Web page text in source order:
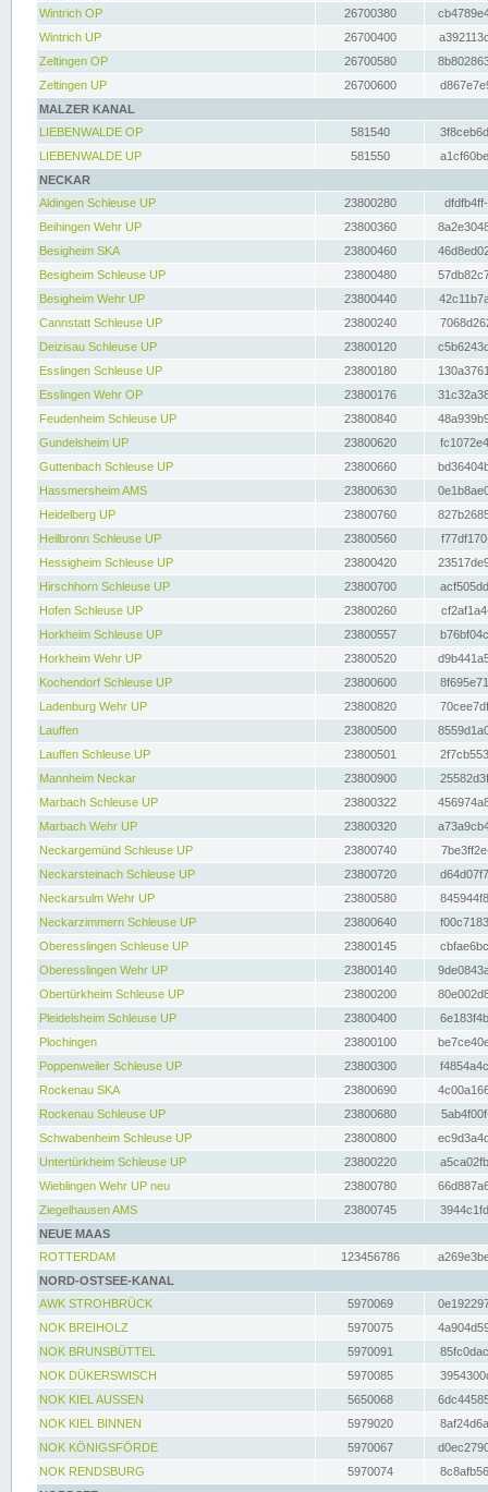
Wintrich OP
26700380
Wintrich UP
26700400
Zeltingen OP
26700580
Zeltingen UP
26700600
MALZER KANAL
LIEBENWALDE OP
581540
LIEBENWALDE UP
581550
NECKAR
Aldingen Schleuse UP
23800280
Beihingen Wehr UP
23800360
Besigheim SKA
23800460
Besigheim Schleuse UP
23800480
Besigheim Wehr UP
23800440
Cannstatt Schleuse UP
23800240
Deizisau Schleuse UP
23800120
Esslingen Schleuse UP
23800180
Esslingen Wehr OP
23800176
Feudenheim Schleuse UP
23800840
Gundelsheim UP
23800620
Guttenbach Schleuse UP
23800660
Hassmersheim AMS
23800630
Heidelberg UP
23800760
Heilbronn Schleuse UP
23800560
Hessigheim Schleuse UP
23800420
Hirschhorn Schleuse UP
23800700
Hofen Schleuse UP
23800260
Horkheim Schleuse UP
23800557
Horkheim Wehr UP
23800520
Kochendorf Schleuse UP
23800600
Ladenburg Wehr UP
23800820
Lauffen
23800500
Lauffen Schleuse UP
23800501
Mannheim Neckar
23800900
Marbach Schleuse UP
23800322
Marbach Wehr UP
23800320
Neckargemünd Schleuse UP
23800740
Neckarsteinach Schleuse UP
23800720
Neckarsulm Wehr UP
23800580
Neckarzimmern Schleuse UP
23800640
Oberesslingen Schleuse UP
23800145
Oberesslingen Wehr UP
23800140
Obertürkheim Schleuse UP
23800200
Pleidelsheim Schleuse UP
23800400
Plochingen
23800100
Poppenweiler Schleuse UP
23800300
Rockenau SKA
23800690
Rockenau Schleuse UP
23800680
Schwabenheim Schleuse UP
23800800
Untertürkheim Schleuse UP
23800220
Wieblingen Wehr UP neu
23800780
Ziegelhausen AMS
23800745
NEUE MAAS
ROTTERDAM
123456786
NORD-OSTSEE-KANAL
AWK STROHBRÜCK
5970069
NOK BREIHOLZ
5970075
NOK BRUNSBÜTTEL
5970091
NOK DÜKERSWISCH
5970085
NOK KIEL AUSSEN
5650068
NOK KIEL BINNEN
5979020
NOK KÖNIGSFÖRDE
5970067
NOK RENDSBURG
5970074